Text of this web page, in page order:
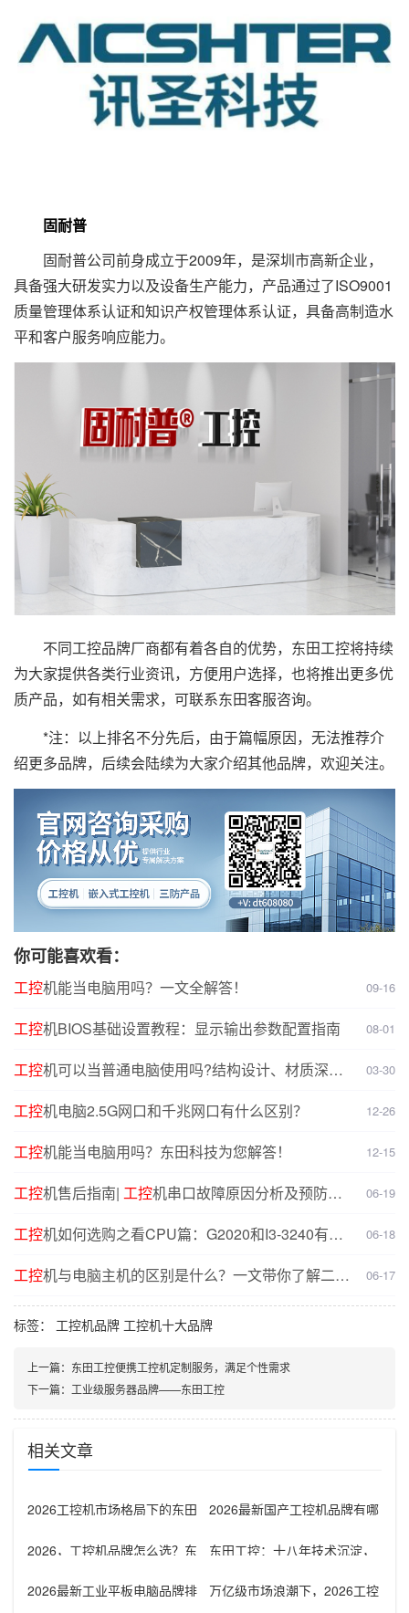
固耐普
固耐普公司前身成立于2009年，是深圳市高新企业，
具备强大研发实力以及设备生产能力，产品通过了ISO9001
质量管理体系认证和知识产权管理体系认证，具备高制造水
平和客户服务响应能力。
不同工控品牌厂商都有着各自的优势，东田工控将持续
为大家提供各类行业资讯，方便用户选择，也将推出更多优
质产品，如有相关需求，可联系东田客服咨询。
*注：以上排名不分先后，由于篇幅原因，无法推荐介
绍更多品牌，后续会陆续为大家介绍其他品牌，欢迎关注。
你可能喜欢看：
工控机能当电脑用吗？一文全解答！ 09-16
工控机BIOS基础设置教程：显示输出参数配置指南 08-01
工控机可以当普通电脑使用吗?结构设计、材质深度
03-30
工控机电脑2.5G网口和千兆网口有什么区别？ 12-26
工控机能当电脑用吗？东田科技为您解答！ 12-15
工控机售后指南| 工控机串口故障原因分析及预防解
06-19
工控机如何选购之看CPU篇：G2020和I3-3240有什
06-18
工控机与电脑主机的区别是什么？一文带你了解二者
核心差异
06-17
标签： 工控机品牌 工控机十大品牌
上一篇： 东田工控便携工控机定制服务，满足个性需求
下一篇： 工业级服务器品牌——东田工控
相关文章
2026工控机市场格局下的东田
2026最新国产工控机品牌有哪
解读
2026，工控机品牌怎么选？东
东田工控：十八年技术沉淀，
2026最新工业平板电脑品牌排
万亿级市场浪潮下，2026工控